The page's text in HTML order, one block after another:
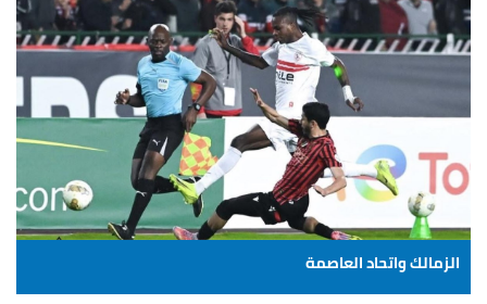
الزمالك واتحاد العاصمة